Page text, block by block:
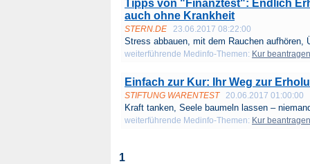
Tipps von "Finanztest": Endlich
auch ohne Krankheit
STERN.DE 23.06.2017 08:22:00
Stress abbauen, mit dem Rauchen aufhören,
weiterführende Medinfo-Themen: Kur beantragen
Einfach zur Kur: Ihr Weg zur
STIFTUNG WARENTEST 20.06.2017 01:00:00
Kraft tanken, Seele baumeln lassen –
weiterführende Medinfo-Themen: Kur beantragen
1